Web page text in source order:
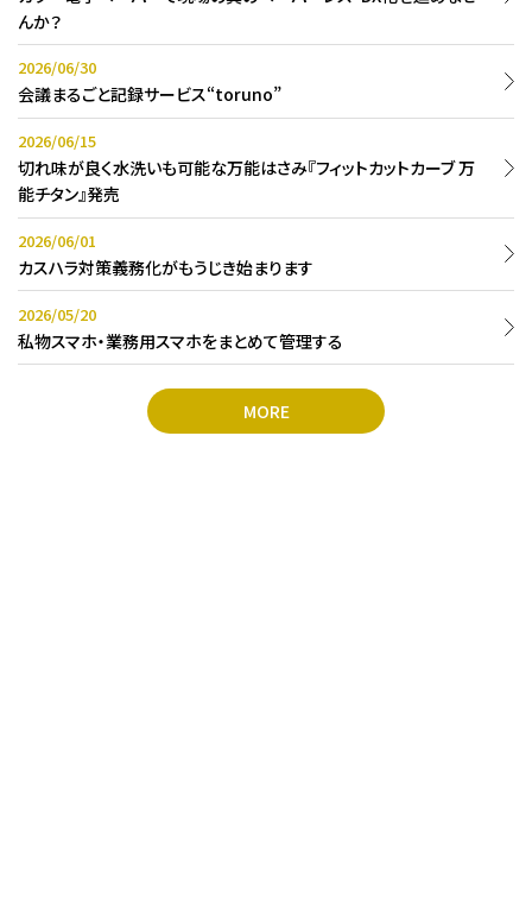
んか？
2026/06/30
会議まるごと記録サービス“toruno”
2026/06/15
切れ味が良く水洗いも可能な万能はさみ『フィットカットカーブ 万
能チタン』発売
2026/06/01
カスハラ対策義務化がもうじき始まります
2026/05/20
私物スマホ・業務用スマホをまとめて管理する
MORE